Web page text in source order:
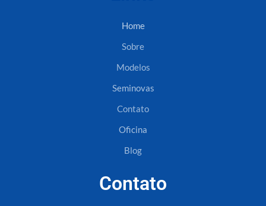
Home
Sobre
Modelos
Seminovas
Contato
Oficina
Blog
Contato